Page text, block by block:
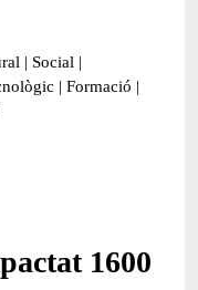
| Social |
| Formació |
1600